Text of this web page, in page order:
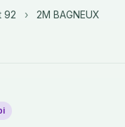
92 › 2M BAGNEUX